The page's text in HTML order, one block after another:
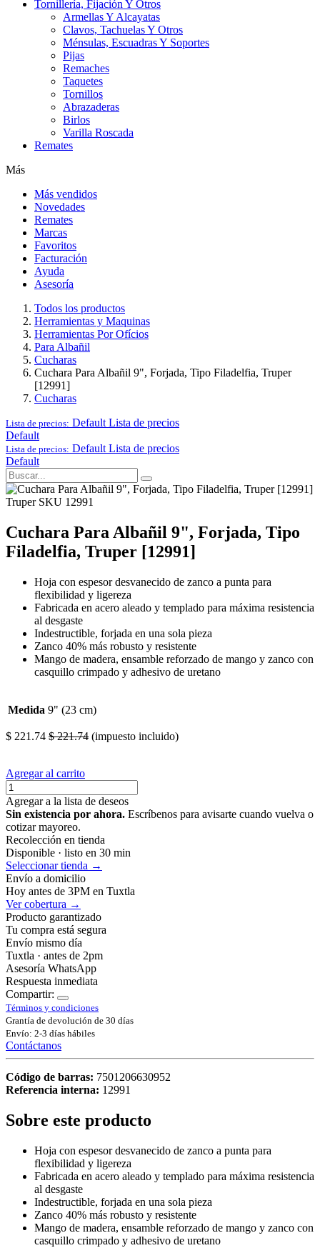
Tornillería, Fijación Y Otros
Armellas Y Alcayatas
Clavos, Tachuelas Y Otros
Ménsulas, Escuadras Y Soportes
Pijas
Remaches
Taquetes
Tornillos
Abrazaderas
Birlos
Varilla Roscada
Remates
Más
Más vendidos
Novedades
Remates
Marcas
Favoritos
Facturación
Ayuda
Asesoría
Todos los productos
Herramientas y Maquinas
Herramientas Por Ofícios
Para Albañil
Cucharas
Cuchara Para Albañil 9", Forjada, Tipo Filadelfia, Truper
[12991]
Cucharas
Lista de precios: Default Lista de precios
Default
Lista de precios: Default Lista de precios
Default
Truper SKU 12991
Cuchara Para Albañil 9", Forjada, Tipo
Filadelfia, Truper [12991]
Hoja con espesor desvanecido de zanco a punta para
flexibilidad y ligereza
Fabricada en acero aleado y templado para máxima resistencia
al desgaste
Indestructible, forjada en una sola pieza
Zanco 40% más robusto y resistente
Mango de madera, ensamble reforzado de mango y zanco con
casquillo crimpado y adhesivo de uretano
Medida 9" (23 cm)
$ 221.74 $221.74 (impuesto incluido)
Agregar al carrito
Agregar a la lista de deseos
Sin existencia por ahora. Escríbenos para avisarte cuando vuelva o
cotizar mayoreo.
Recolección en tienda
Disponible · listo en 30 min
Seleccionar tienda →
Envío a domicilio
Hoy antes de 3PM en Tuxtla
Ver cobertura →
Producto garantizado
Tu compra está segura
Envío mismo día
Tuxtla · antes de 2pm
Asesoría WhatsApp
Respuesta inmediata
Compartir:
Términos y condiciones
Grantía de devolución de 30 días
Envío: 2-3 días hábiles
Contáctanos
Código de barras: 7501206630952
Referencia interna: 12991
Sobre este producto
Hoja con espesor desvanecido de zanco a punta para
flexibilidad y ligereza
Fabricada en acero aleado y templado para máxima resistencia
al desgaste
Indestructible, forjada en una sola pieza
Zanco 40% más robusto y resistente
Mango de madera, ensamble reforzado de mango y zanco con
casquillo crimpado y adhesivo de uretano